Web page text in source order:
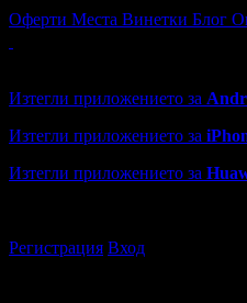
Оферти Места Винетки Блог
Изтегли приложението за
Изтегли приложението за
Изтегли приложението за
Регистрация Вход